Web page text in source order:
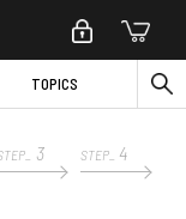
TOPICS
3 STEP_ 4